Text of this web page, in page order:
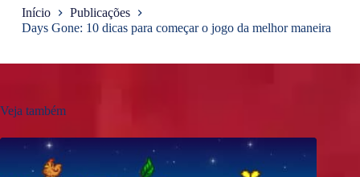
Início
Publicações
Days Gone: 10 dicas para começar o jogo da melhor maneira
Veja também